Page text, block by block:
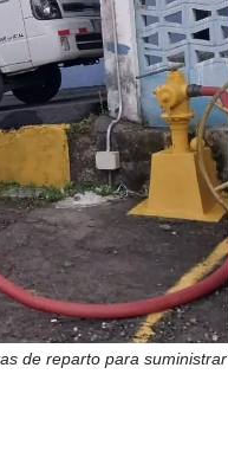
de reparto para suministrar